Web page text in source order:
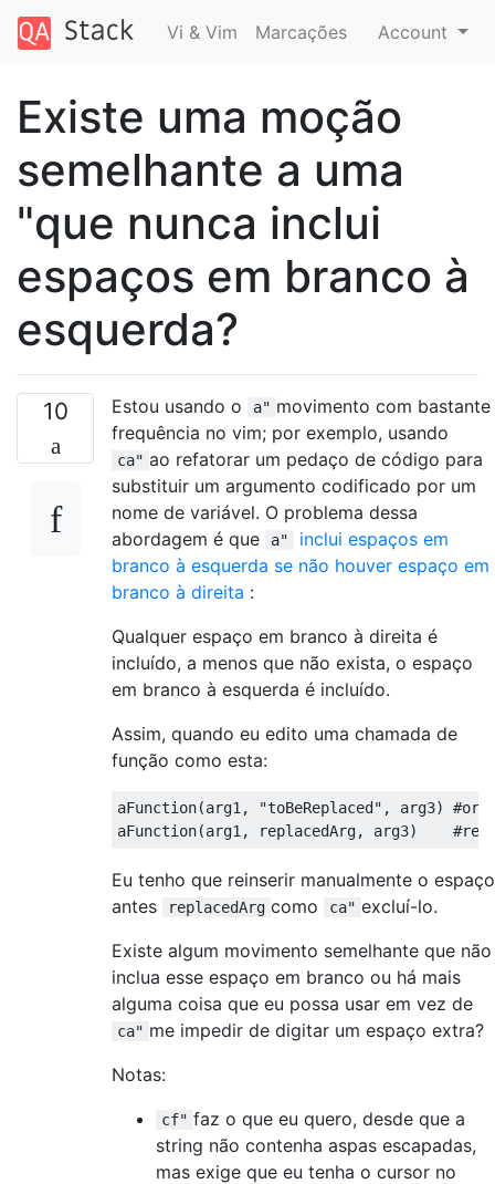
Vi & Vim Marcações Account
Existe uma moção
semelhante a uma
"que nunca inclui
espaços em branco à
esquerda?
10 Estou usando o a" movimento com bastante
frequência no vim; por exemplo, usando
ca" ao refatorar um pedaço de código para
substituir um argumento codificado por um
nome de variável. O problema dessa
abordagem é que
a"
inclui espaços em
branco à esquerda se não houver espaço em
branco à direita :
Qualquer espaço em branco à direita é
incluído, a menos que não exista, o espaço
em branco à esquerda é incluído.
Assim, quando eu edito uma chamada de
função como esta:
aFunction(arg1, "toBeReplaced", arg3)
Eu tenho que reinserir manualmente o espaço
antes
replacedArg como ca" excluí-lo.
Existe algum movimento semelhante que não
inclua esse espaço em branco ou há mais
alguma coisa que eu possa usar em vez de
ca" me impedir de digitar um espaço extra?
Notas:
cf" faz o que eu quero, desde que a
string não contenha aspas escapadas,
mas exige que eu tenha o cursor no